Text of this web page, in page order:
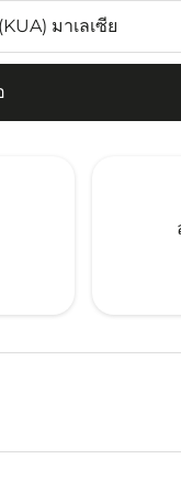
offers-disclaimer. ค้น
view-offers-
view-offers-
cmp-view-offers-
cmp-view-
VIE–KUA: cmp-
VIE–KUA: